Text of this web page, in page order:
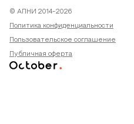
© АПНИ 2014-2026
Политика конфиденциальности
Пользовательское соглашение
Публичная оферта